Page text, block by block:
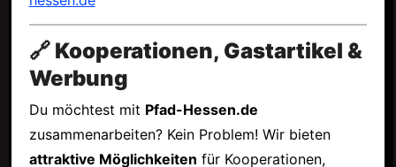
🔗 Kooperationen, Gastartikel &
Werbung
Du möchtest mit Pfad-Hessen.de
zusammenarbeiten? Kein Problem! Wir bieten
attraktive Möglichkeiten für Kooperationen,